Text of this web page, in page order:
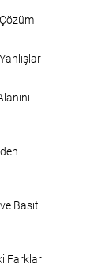
Basit
Farklar